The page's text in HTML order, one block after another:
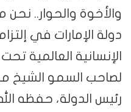
والأخوة والحوار.. نحن
دولة الإمارات في
الإنسانية العالمية
لصاحب السمو الشيخ
رئيس الدولة، حفظه